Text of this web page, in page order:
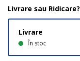
Livrare sau Ridicare?
Livrare
În stoc